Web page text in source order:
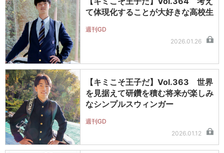
て体現化することが大好きな高校生
週刊GD
2026.01.26
【キミこそ王子だ】Vol.363 世界
を見据えて研鑽を積む将来が楽しみ
なシンプルスウィンガー
週刊GD
2026.01.12